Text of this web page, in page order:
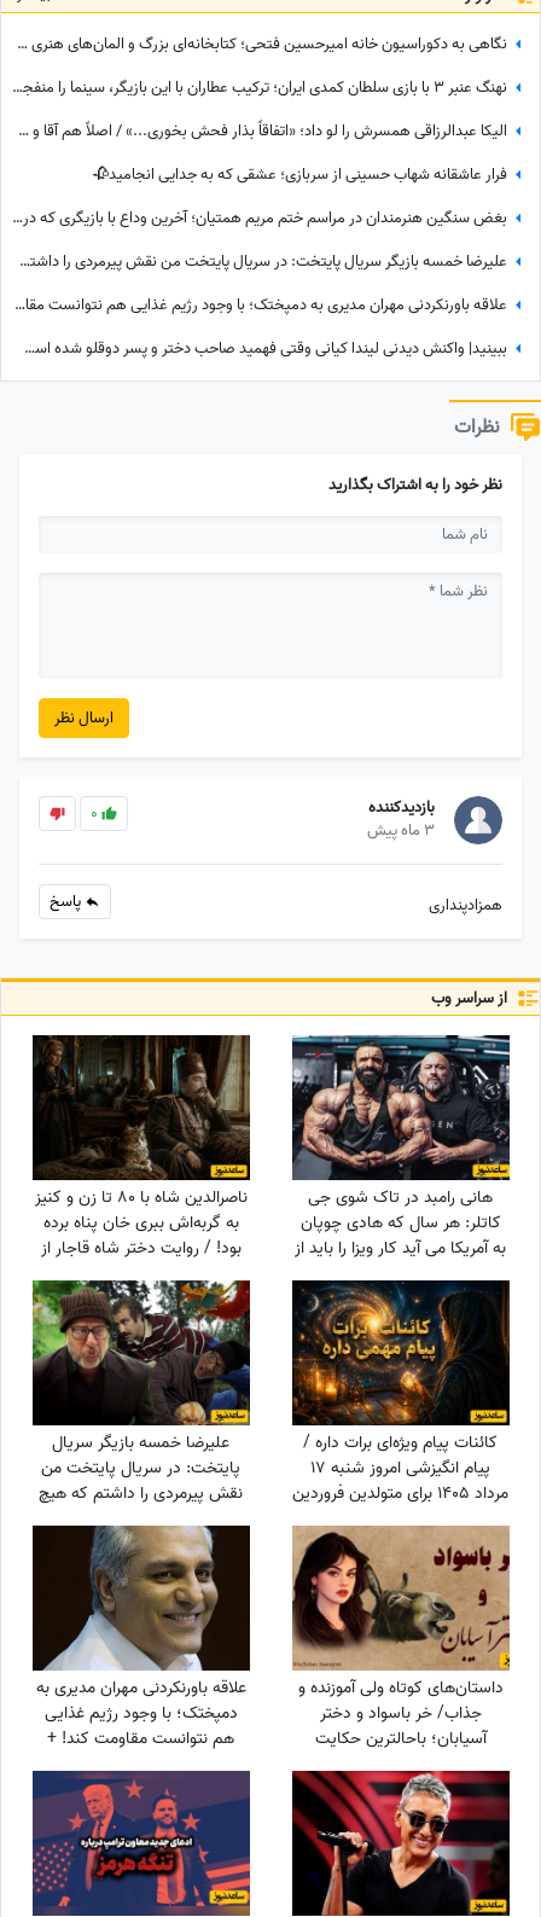
نگاهی به دکوراسیون خانه امیرحسین فتحی؛ کتابخانه‌ای بزرگ و المان‌های هنری که همه را غافلگیر کرد/ بیخود نیست بهش میگن آقازاده سینمای ایران
نهنگ عنبر 3 با بازی سلطان کمدی ایران؛ ترکیب عطاران با این بازیگر، سینما را منفجر می‌کند / جایگزین مهناز افشار کیست؟
الیکا عبدالرزاقی همسرش را لو داد؛ «اتفاقاً بذار فحش بخوری...» / اصلاً هم آقا و متشخص نیست!
فرار عاشقانه شهاب حسینی از سربازی؛ عشقی که به جدایی انجامید🥀
بغض سنگین هنرمندان در مراسم ختم مریم همتیان؛ آخرین وداع با بازیگری که در 33سالگی تسلیم سرطان شد / از سامان صفاری و ستاره اسکندری تا مسعود فراستی و هانیه غلامی در سوگ بازیگر فقید
علیرضا خمسه بازیگر سریال پایتخت: در سریال پایتخت من نقش پیرمردی را داشتم که هیچ دیالوگی نداشت! پنجعلی از طریق نگاهش با مردم حرف می زد
علاقه باورنکردنی مهران مدیری به دمپختک؛ با وجود رژیم غذایی هم نتوانست مقاومت کند! + ویدئو
ببینید| واکنش دیدنی لیندا کیانی وقتی فهمید صاحب دختر و پسر دوقلو شده است؛ حس عجیبی داشتم چون فهمیدم پسرم یه...
نظرات
نظر خود را به اشتراک بگذارید
ارسال نظر
بازدیدکننده
3 ماه پیش
0
همزادپنداری پاسخ
از سراسر وب
هانی رامبد در تاک شوی جی
کاتلر: هر سال که هادی چوپان
به آمریکا می آید کار ویزا را باید از
صفر انجام دهیم/ این که او
قهرمان مستر المپیا است هیچ
فرقی برای موضوع ویزا ندارد
ناصرالدین شاه با 80 تا زن و کنیز
به گربه‌اش ببری خان پناه برده
بود! / روایت دختر شاه قاجار از
لایه‌های پنهان حرمسرای شاهی
کائنات پیام ویژه‌ای برات داره /
پیام انگیزشی امروز شنبه 17
مرداد 1405 برای متولدین فروردین
تا اسفند: امروز با حفظ تمرکز و
پشتکار، یک گام دیگر به
خواسته‌هایتان نزدیک می‌شوید +
ویدئو
علیرضا خمسه بازیگر سریال
پایتخت: در سریال پایتخت من
نقش پیرمردی را داشتم که هیچ
دیالوگی نداشت! پنجعلی از طریق
نگاهش با مردم حرف می زد
داستان‌های کوتاه ولی آموزنده و
جذاب/ خر باسواد و دختر
آسیابان؛ باحالترین حکایت
مرزبان نامه
علاقه باورنکردنی مهران مدیری به
دمپختک؛ با وجود رژیم غذایی
هم نتوانست مقاومت کند! +
ویدئو